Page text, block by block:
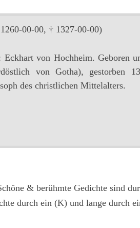
00-00, † 1327-00-00)
Eckhart von Hochheim. Geboren
von Gotha), gestorben
des christlichen Mittelalters.
& berühmte Gedichte sind
durch ein (K) und lange durch